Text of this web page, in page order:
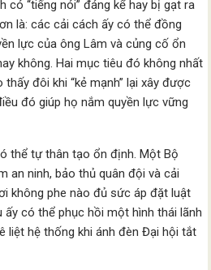
có “tiếng nói” đáng kể hay bị gạt ra
là: các cải cách ấy có thể đồng
lực của ông Lâm và củng cố ổn
không. Hai mục tiêu đó không nhất
đôi khi “kẻ mạnh” lại xây được
đó giúp họ nắm quyền lực vững
thể tự thân tạo ổn định. Một Bộ
an ninh, bảo thủ quân đội và cải
không phe nào đủ sức áp đặt luật
ấy có thể phục hồi một hình thái lãnh
liệt hệ thống khi ánh đèn Đại hội tắt